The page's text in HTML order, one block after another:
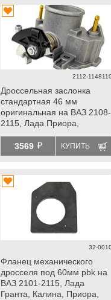
2112-
Дроссельная заслонка
стандартная 46 мм
оригинальная на ВАЗ 2108-
2115, Лада Приора,
Калина, Гранта
3569 й КУПИТЬ
32-
Фланец механического
дросселя под 60мм pbk на
ВАЗ 2101-2115, Лада
Гранта, Калина, Приора,